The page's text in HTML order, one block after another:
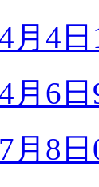
月4
月6
月8